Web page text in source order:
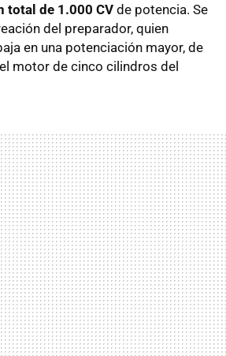
total de 1.000 CV de potencia. Se
del preparador, quien
en una potenciación mayor, de
motor de cinco cilindros del